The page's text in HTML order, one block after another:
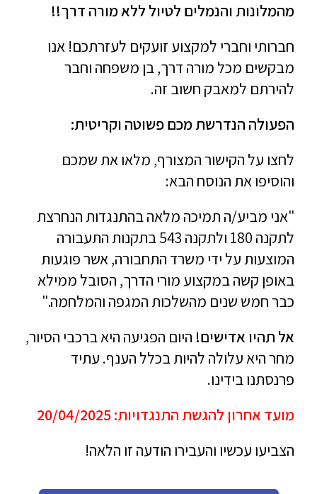
מהמלונות והנמלים לטיול ללא מורה דרך!!
חברותי וחברי למקצוע זועקים לעזרתכם! אנו
מבקשים מכל מורה דרך, בן משפחה וחבר
להירתם למאבק חשוב זה.
הפעולה הנדרשת מכם פשוטה וקריטית:
לחצו על הקישור המצורף, מלאו את שמכם
והוסיפו את הנוסח הבא:
"אני מביע/ה תמיכה מלאה בהתנגדות הנחרצת
לתקנה 180 ולתקנה 543 בתקנות התעבורה
המוצעות על ידי משרד התחבורה, אשר פוגעות
באופן קשה במקצוע מורי הדרך, הסובל ממילא
כבר חמש שנים מהשלכות המגפה והמלחמה."
אל תהיו אדישים! היום הפגיעה היא ברכבי הסיור,
מחר היא עלולה להיות בכלל הענף. עתיד
פרנסתנו בידינו.
מועד אחרון להגשת התנגדויות: 20/04/2025
הצביעו עכשיו והעבירו הודעה זו הלאה!